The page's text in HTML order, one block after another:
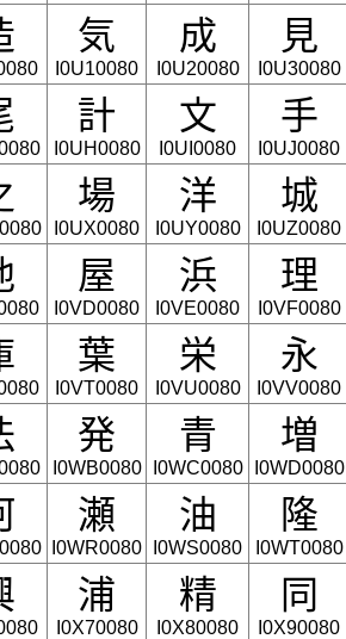
気
I0U10080
成
I0U20080
見
I0U30080
計
I0UH0080
文
I0UI0080
手
I0UJ0080
場
I0UX0080
洋
I0UY0080
城
I0UZ0080
屋
I0VD0080
浜
I0VE0080
理
I0VF0080
葉
I0VT0080
栄
I0VU0080
永
I0VV0080
発
I0WB0080
青
I0WC0080
増
I0WD0080
瀬
I0WR0080
油
I0WS0080
隆
I0WT0080
浦
I0X70080
精
I0X80080
同
I0X90080